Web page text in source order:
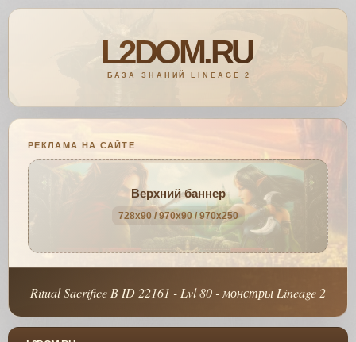
РЕКЛАМА НА САЙТЕ
Верхний баннер
728x90 / 970x90 / 970x250
Ritual Sacrifice B ID 22161 - Lvl 80 - монстры Lineage 2